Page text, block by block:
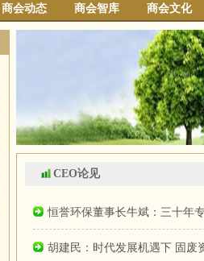
商会动态 商会智库 商会文化
CEO论见
恒誉环保董事长牛斌：三十年
胡建民：时代发展机遇下 固废